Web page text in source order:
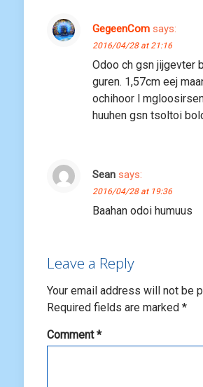
GegeenCom says:
2016/04/28 at 21:16
Odoo ch gsn jijgevter
guren. 1,57cm eej
ochihoor l
huuhen gsn tsoltoi
Sean says:
2016/04/28 at 19:36
Baahan odoi humuus
Leave a Reply
Your email address will not be
Required fields are marked *
Comment*